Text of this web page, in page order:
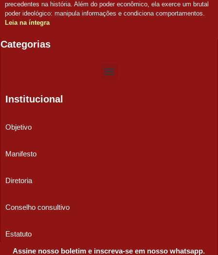
precedentes na história. Além do poder econômico, ela exerce um brutal
poder ideológico: manipula informações e condiciona comportamentos.
Leia na íntegra
Categorias
Institucional
Objetivo
Manifesto
Diretoria
Conselho consultivo
Estatuto
Assine nosso boletim e inscreva-se em nosso whatsapp.